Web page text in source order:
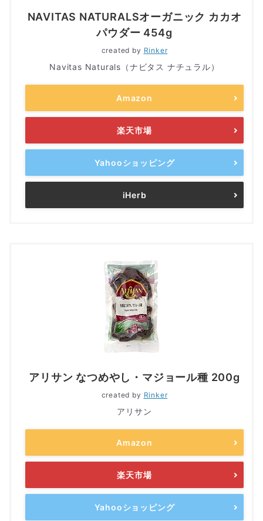
NAVITAS NATURALSオーガニック カカオ
パウダー 454g
created by Rinker
Navitas Naturals（ナビタス ナチュラル）
Amazon
楽天市場
Yahooショッピング
iHerb
アリサン なつめやし・マジョール種 200g
created by Rinker
アリサン
Amazon
楽天市場
Yahooショッピング